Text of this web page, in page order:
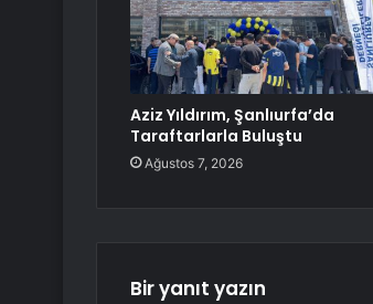
Aziz Yıldırım, Şanlıurfa’da
Taraftarlarla Buluştu
Ağustos 7, 2026
Bir yanıt yazın